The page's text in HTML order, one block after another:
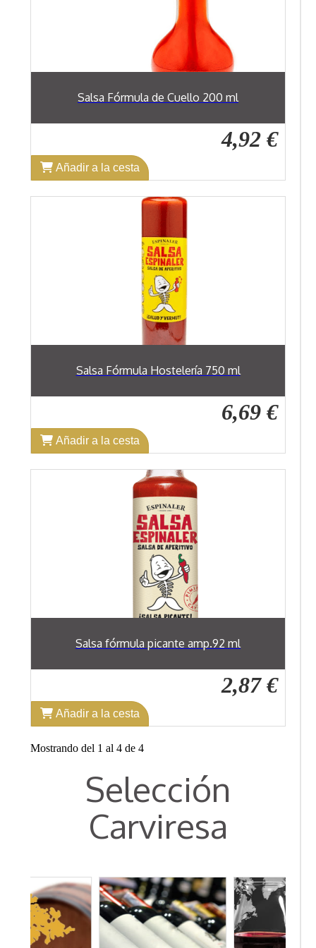
Salsa Fórmula de Cuello 200 ml
4,92 €
Añadir a la cesta
Salsa Fórmula Hostelería 750 ml
6,69 €
Añadir a la cesta
Salsa fórmula picante amp.92 ml
2,87 €
Añadir a la cesta
Mostrando del 1 al 4 de 4
Selección
Carviresa